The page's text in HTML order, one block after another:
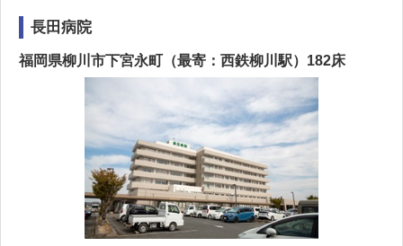
長田病院
福岡県柳川市下宮永町（最寄：西鉄柳川駅）182床